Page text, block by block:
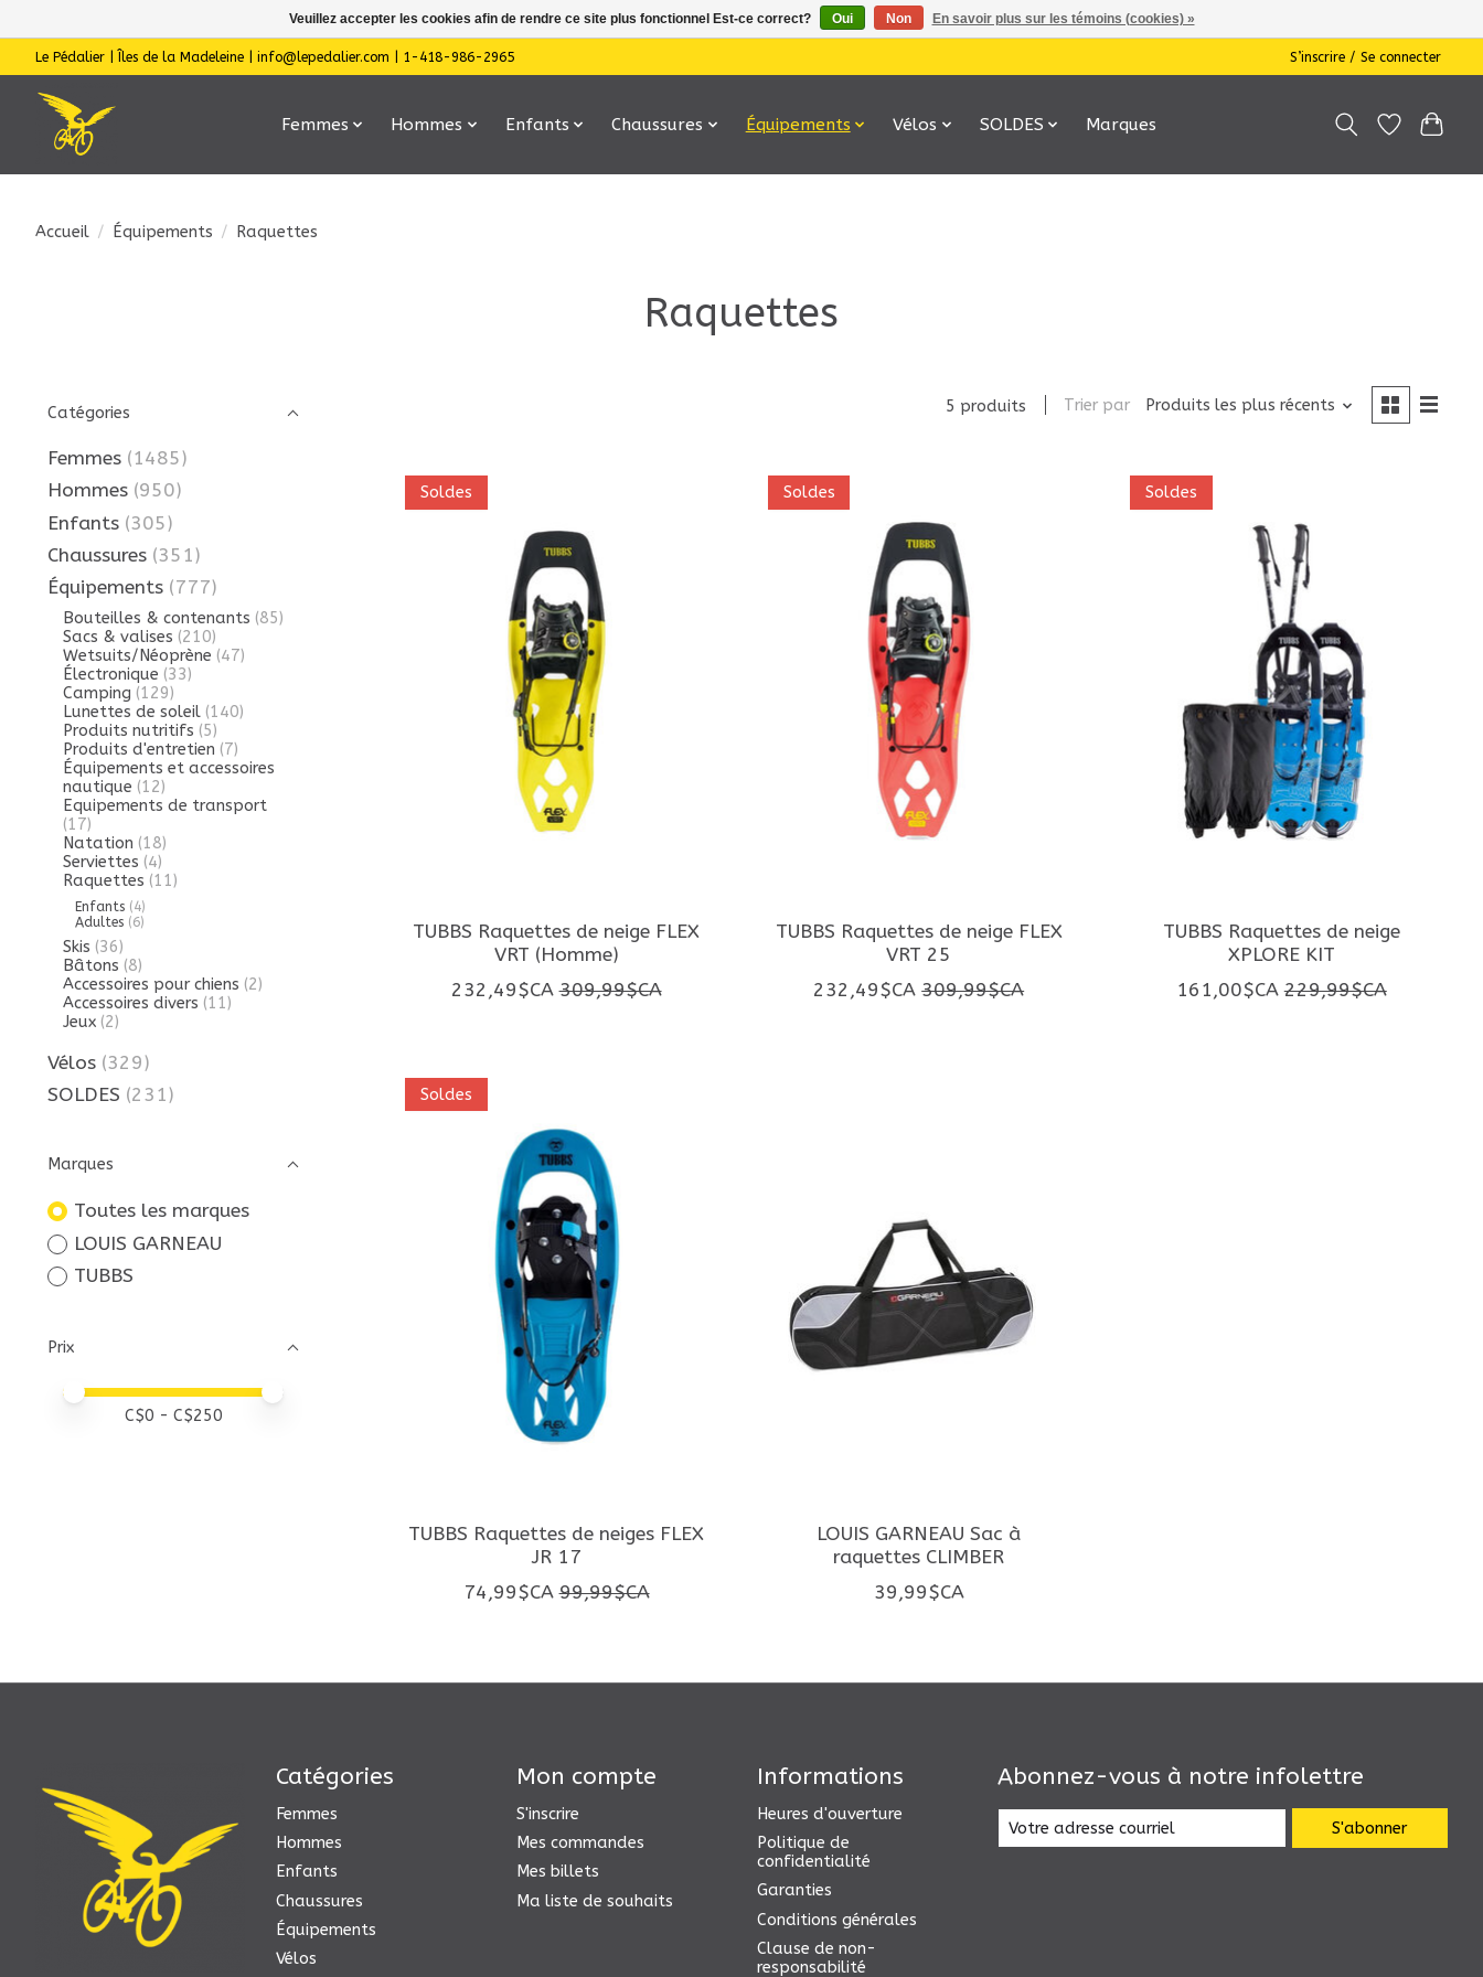
Le Pédalier | Îles de la Madeleine | info@lepedalier.com | 1-418-986-2965 S’inscrire / Se connecter
Femmes Hommes Enfants Chaussures Équipements Vélos SOLDES Marques
Accueil / Équipements / Raquettes
Raquettes
Catégories
Femmes (1485)
Hommes (950)
Enfants (305)
Chaussures (351)
Équipements (777)
Bouteilles & contenants (85)
Sacs & valises (210)
Wetsuits/Néoprène (47)
Électronique (33)
Camping (129)
Lunettes de soleil (140)
Produits nutritifs (5)
Produits d'entretien (7)
Équipements et accessoires
nautique (12)
Equipements de transport
(17)
Natation (18)
Serviettes (4)
Raquettes (11)
Enfants (4)
Adultes (6)
Skis (36)
Bâtons (8)
Accessoires pour chiens (2)
Accessoires divers (11)
Jeux (2)
Vélos (329)
SOLDES (231)
Marques
Toutes les marques
LOUIS GARNEAU
TUBBS
Prix
Prix minimum
Price maximum value
C$0 - C$250
5 produits Trier par Produits les plus récents
Soldes
TUBBS Raquettes de neige FLEX
VRT (Homme)
232,49$CA 309,99$CA
Soldes
TUBBS Raquettes de neige FLEX
VRT 25
232,49$CA 309,99$CA
Soldes
TUBBS Raquettes de neige
XPLORE KIT
161,00$CA 229,99$CA
Soldes
TUBBS Raquettes de neiges FLEX
JR 17
74,99$CA 99,99$CA
LOUIS GARNEAU Sac à
raquettes CLIMBER
39,99$CA
Catégories
Femmes
Hommes
Enfants
Chaussures
Équipements
Vélos
Mon compte
S'inscrire
Mes commandes
Mes billets
Ma liste de souhaits
Informations
Heures d'ouverture
Politique de
confidentialité
Garanties
Conditions générales
Clause de non-
responsabilité
Abonnez-vous à notre infolettre
S'abonner
Veuillez accepter les cookies afin de rendre ce site plus fonctionnel Est-ce correct? Oui Non En savoir plus sur les témoins (cookies) »